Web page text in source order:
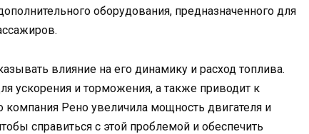
оборудования, предназначенного для
влияние на его динамику и расход топлива.
ускорения и торможения, а также приводит к
Рено увеличила мощность двигателя и
справиться с этой проблемой и обеспечить